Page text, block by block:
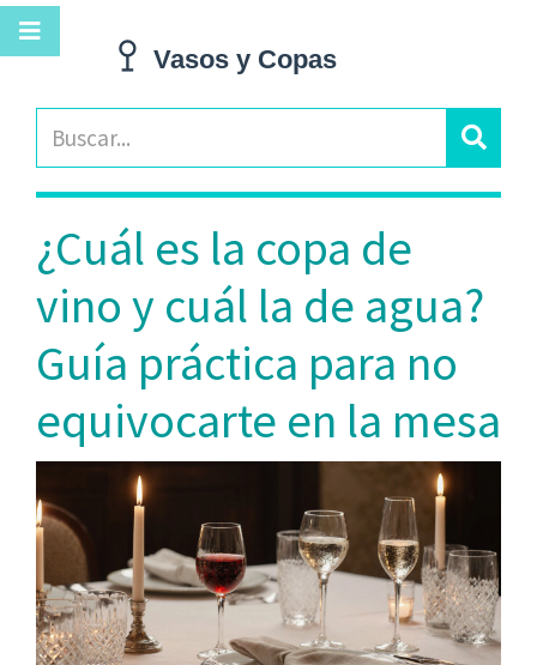
¿Cuál es la copa de
vino y cuál la de agua?
Guía práctica para no
equivocarte en la mesa